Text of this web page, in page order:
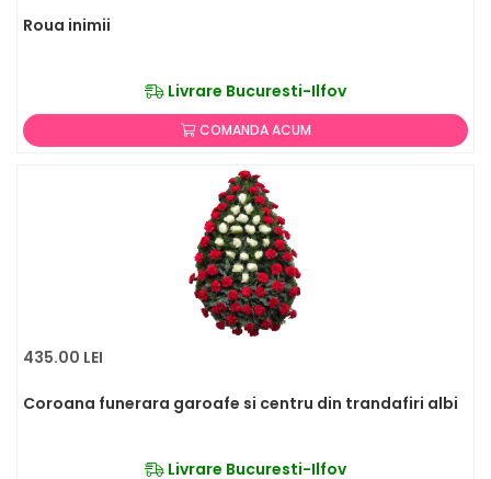
Roua inimii
Livrare Bucuresti-Ilfov
COMANDA ACUM
435.00 LEI
Coroana funerara garoafe si centru din trandafiri albi
Livrare Bucuresti-Ilfov